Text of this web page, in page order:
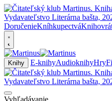
DoručenieKníhkupectvá
Knihy E-knihyAudioknihyHry
Vyhľadávanie